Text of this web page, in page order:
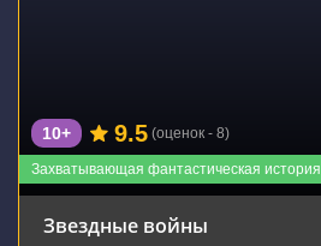
Захватывающая фантастическая история
10+ 9.5 (оценок - 8)
Звездные войны